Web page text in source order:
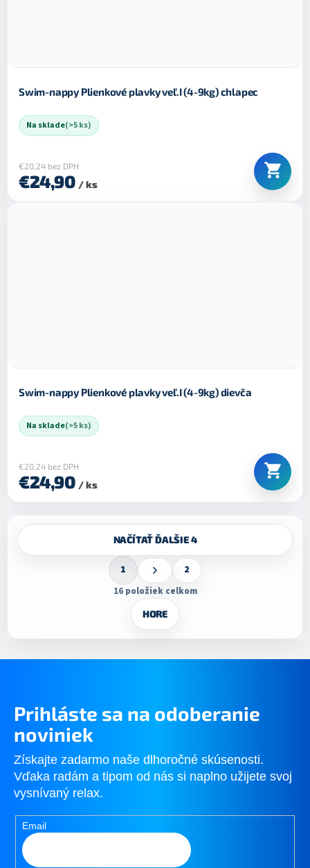
Swim-nappy Plienkové plavky veľ.I (4-9kg) chlapec
Na sklade(>5 ks)
€20,24 bez DPH
€24,90 / ks
Swim-nappy Plienkové plavky veľ.I (4-9kg) dievča
Na sklade(>5 ks)
€20,24 bez DPH
€24,90 / ks
r
v
p
i
s
u
NAČÍTAŤ ĎALŠIE 4
S
t
r
á
n
k
o
1
2
16položiek celkom
HORE
Prihláste sa na odoberanie
noviniek
Získajte zadarmo naše dlhoročné skúsenosti.
Vďaka radám a tipom od nás si naplno užijete svoj
vysnívaný relax.
Email